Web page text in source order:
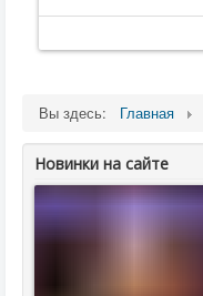
Вы здесь: Главная
Новинки на сайте